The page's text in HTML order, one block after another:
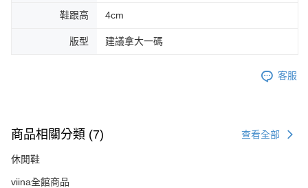
鞋跟高 4cm
版型 建議拿大一碼
客服
商品相關分類 (7) 查看全部
休閒鞋
viina全館商品